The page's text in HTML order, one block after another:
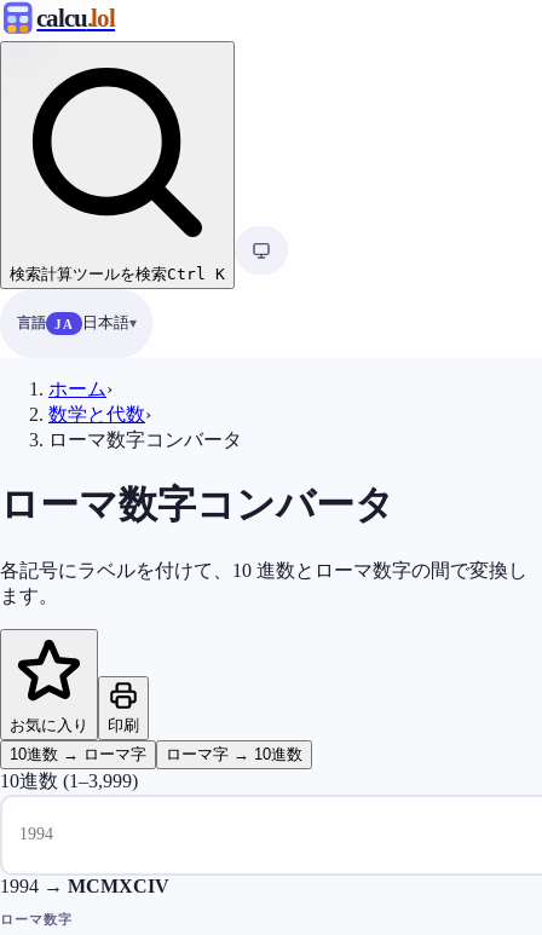
calcu.lol
検索計算ツールを検索Ctrl K
言語 JA 日本語
ホーム›
数学と代数›
ローマ数字コンバータ
ローマ数字コンバータ
各記号にラベルを付けて、10 進数とローマ数字の間で変換し
ます。
お気に入り
印刷
10進数 → ローマ字
ローマ字 → 10進数
10進数 (1–3,999)
1994 → MCMXCIV
ローマ数字